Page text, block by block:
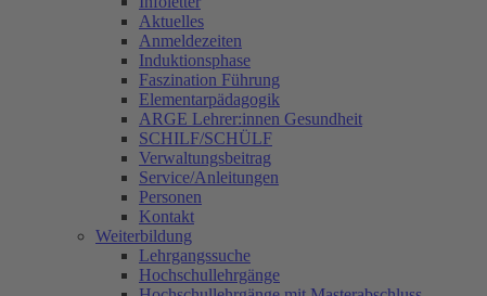
Aktuelles
Anmeldezeiten
Induktionsphase
Faszination Führung
Elementarpädagogik
ARGE Lehrer:innen Gesundheit
SCHILF/SCHÜLF
Verwaltungsbeitrag
Service/Anleitungen
Personen
Kontakt
Weiterbildung
Lehrgangssuche
Hochschullehrgänge